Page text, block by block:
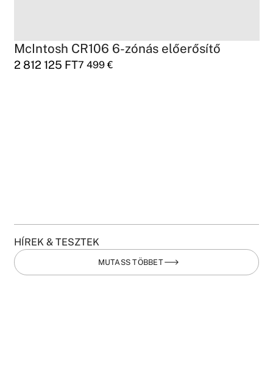
McIntosh CR106 6-zónás előerősítő
2 812 125 FT7 499€
HÍREK & TESZTEK
MUTASS TÖBBET